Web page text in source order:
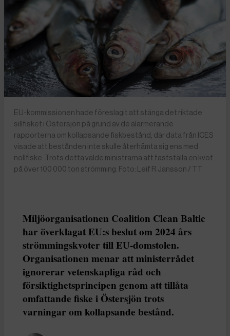
EU-kommissionen hade föreslagit att stänga det riktade
sillfisket i Östersjön på grund av de alarmerande
rapporterna om kollapsande fiskbestånd, där data från ICES
visade att bestånden inte skulle återhämta sig ens med
nollfiske. Trots detta valde ministrarna att fastställa en kvot
på över 100 000 ton strömming. Foto: Leif R Jansson / TT
Miljöorganisationen Coalition Clean Baltic
har överklagat EU:s beslut om 2024 års
strömmingskvoter till EU-domstolen.
Organisationen menar att ministerrådet
ignorerar vetenskapliga råd och
försiktighetsprincipen genom att tillåta
omfattande fiske i Östersjön trots
varningar om kollapsande bestånd.